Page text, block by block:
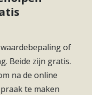
open en geniet
De woonkamer
Wel zo
Liever een
probleem.
of
Beide zijn gratis.
na de online
te maken